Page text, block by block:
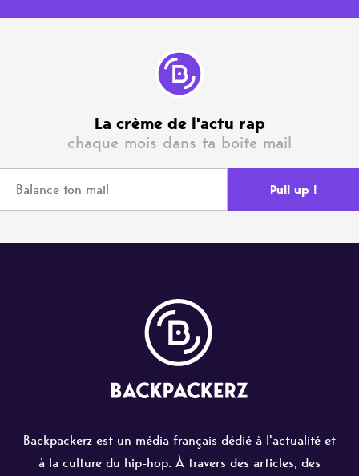
La crème de l'actu rap
chaque mois dans ta boite mail
Backpackerz est un média français dédié à l'actualité et
à la culture du hip-hop. À travers des articles, des